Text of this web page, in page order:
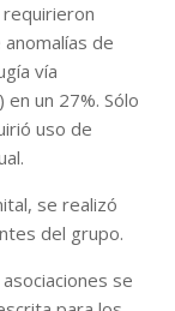
de
vía
un 27%. Sólo
uso de
se realizó
del grupo.
se